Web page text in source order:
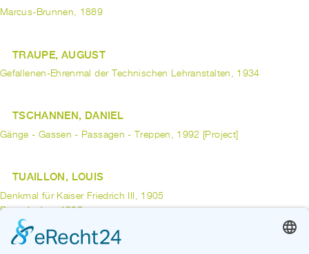
Marcus-Brunnen, 1889
TRAUPE, AUGUST
Gefallenen-Ehrenmal der Technischen Lehranstalten, 1934
TSCHANNEN, DANIEL
Gänge - Gassen - Passagen - Treppen, 1992 [Project]
TUAILLON, LOUIS
Denkmal für Kaiser Friedrich III, 1905
Rosselenker, 1902